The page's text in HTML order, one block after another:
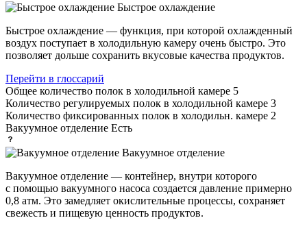
Быстрое охлаждение
Быстрое охлаждение — функция, при которой охлажденный
воздух поступает в холодильную камеру очень быстро. Это
позволяет дольше сохранить вкусовые качества продуктов.
Перейти в глоссарий
Общее количество полок в холодильной камере 5
Количество регулируемых полок в холодильной камере 3
Количество фиксированных полок в холодильн. камере 2
Вакуумное отделение Есть
Вакуумное отделение
Вакуумное отделение — контейнер, внутри которого
с помощью вакуумного насоса создается давление примерно
0,8 атм. Это замедляет окислительные процессы, сохраняет
свежесть и пищевую ценность продуктов.